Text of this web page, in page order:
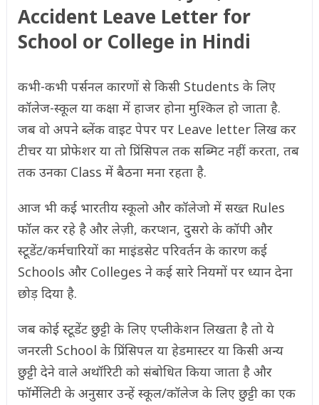
Accident Leave Letter for
School or College in Hindi
कभी-कभी पर्सनल कारणों से किसी Students के लिए
कॉलेज-स्कूल या कक्षा में हाजर होना मुश्किल हो जाता है.
जब वो अपने ब्लेंक वाइट पेपर पर Leave letter लिख कर
टीचर या प्रोफेशर या तो प्रिंसिपल तक सब्मिट नहीं करता, तब
तक उनका Class में बैठना मना रहता है.
आज भी कई भारतीय स्कूलो और कॉलेजो में सख्त Rules
फॉल कर रहे है और लेज़ी, करप्शन, दुसरो के कॉपी और
स्टूडेंट/कर्मचारियों का माइंडसेट परिवर्तन के कारण कई
Schools और Colleges ने कई सारे नियमों पर ध्यान देना
छोड़ दिया है.
जब कोई स्टूडेंट छुट्टी के लिए एप्लीकेशन लिखता है तो ये
जनरली School के प्रिंसिपल या हेडमास्टर या किसी अन्य
छुट्टी देने वाले अथॉरिटी को संबोधित किया जाता है और
फॉर्मेलिटी के अनुसार उन्हें स्कूल/कॉलेज के लिए छुट्टी का एक